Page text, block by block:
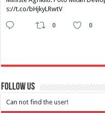
s://t.co/bHjkyLRwtV
0 0
Follow Us
Can not find the user!